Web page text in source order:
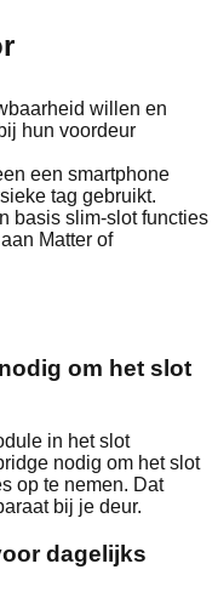
willen en
hun voordeur
een smartphone
tag gebruikt.
basis slim‑slot functies
Matter of
om het slot
in het slot
nodig om het slot
op te nemen. Dat
bij je deur.
dagelijks